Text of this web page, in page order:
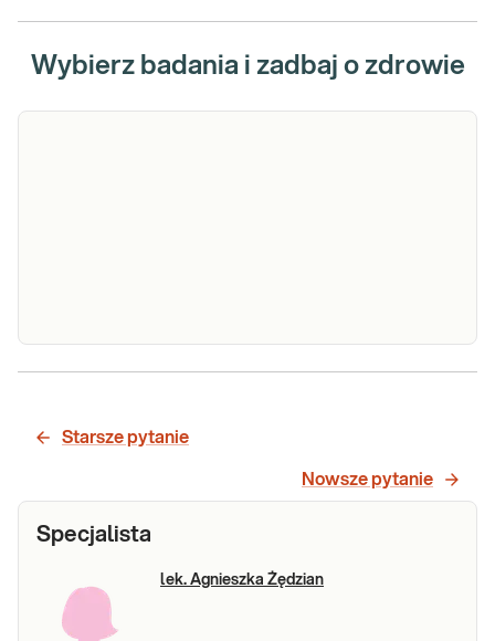
Wybierz badania i zadbaj o zdrowie
Lipidogram
HDL, nie-
Lipidogram - ilościowe badanie frakcji
&bdquo;Badanie cholesterolu&rdquo;. Badanie
cholesterolu wykonywane jest w diagnostyce
dyslipidemii oraz w ocenie ryzyka miaż
Starsze pytanie
Nowsze pytanie
Specjalista
lek. Agnieszka Żędzian